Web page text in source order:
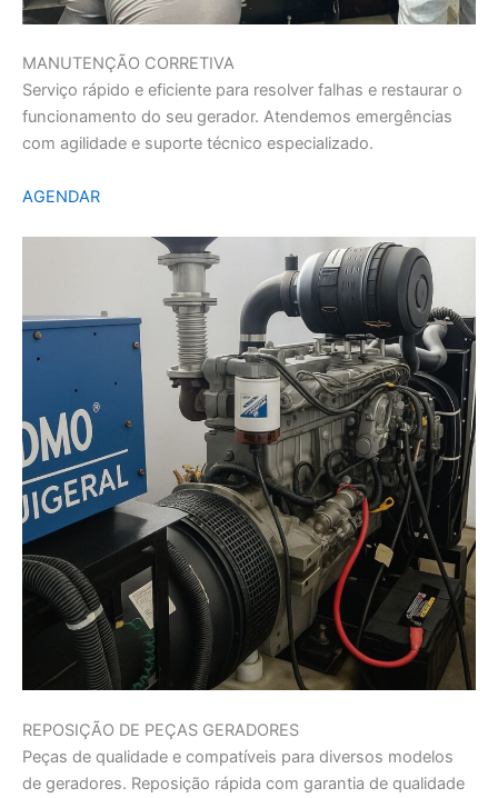
MANUTENÇÃO CORRETIVA
Serviço rápido e eficiente para resolver falhas e restaurar o
funcionamento do seu gerador. Atendemos emergências
com agilidade e suporte técnico especializado.
AGENDAR
REPOSIÇÃO DE PEÇAS GERADORES
Peças de qualidade e compatíveis para diversos modelos
de geradores. Reposição rápida com garantia de qualidade